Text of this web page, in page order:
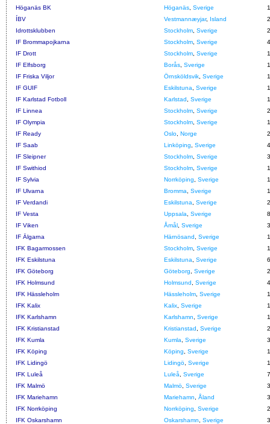
Höganäs BK
Höganäs Sverige
1
ÍBV
Vestmannæyjar, Island
2
Idrottsklubben
Stockholm Sverige
2
IF Brommapojkarna
Stockholm Sverige
IF Drott
Stockholm Sverige
1
IF Elfsborg
Borås Sverige
IF Friska Viljor
Örnsköldsvik Sverige
1
IF GUIF
Eskilstuna Sverige
1
IF Karlstad Fotboll
Karlstad Sverige
1
IF Linnea
Stockholm Sverige
2
IF Olympia
Stockholm Sverige
1
IF Ready
Oslo Norge
2
IF Saab
Linköping Sverige
4
IF Sleipner
Stockholm Sverige
3
IF Swithiod
Stockholm Sverige
IF Sylvia
Norrköping Sverige
1
IF Ulvarna
Bromma Sverige
1
IF Verdandi
Eskilstuna Sverige
2
IF Vesta
Uppsala Sverige
8
IF Viken
Åmål Sverige
3
IF Älgarna
Härnösand Sverige
1
IFK Bagarmossen
Stockholm Sverige
1
IFK Eskilstuna
Eskilstuna Sverige
IFK Göteborg
Göteborg Sverige
IFK Holmsund
Holmsund Sverige
4
IFK Hässleholm
Hässleholm Sverige
1
IFK Kalix
Kalix Sverige
1
IFK Karlshamn
Karlshamn Sverige
1
IFK Kristianstad
Kristianstad Sverige
2
IFK Kumla
Kumla Sverige
3
IFK Köping
Köping Sverige
1
IFK Lidingö
Lidingö Sverige
1
IFK Luleå
Luleå Sverige
7
IFK Malmö
Malmö Sverige
IFK Mariehamn
Mariehamn Åland
3
IFK Norrköping
Norrköping Sverige
IFK Oskarshamn
Oskarshamn Sverige
3